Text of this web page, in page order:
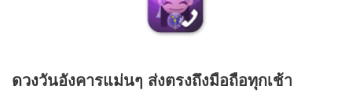
ดวงวันอังคารแม่นๆ ส่งตรงถึงมือถือทุกเช้า